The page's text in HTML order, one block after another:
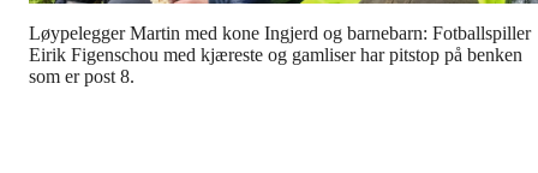
Løypelegger Martin med kone Ingjerd og barnebarn: Fotballspiller
Eirik Figenschou med kjæreste og gamliser har pitstop på benken
som er post 8.